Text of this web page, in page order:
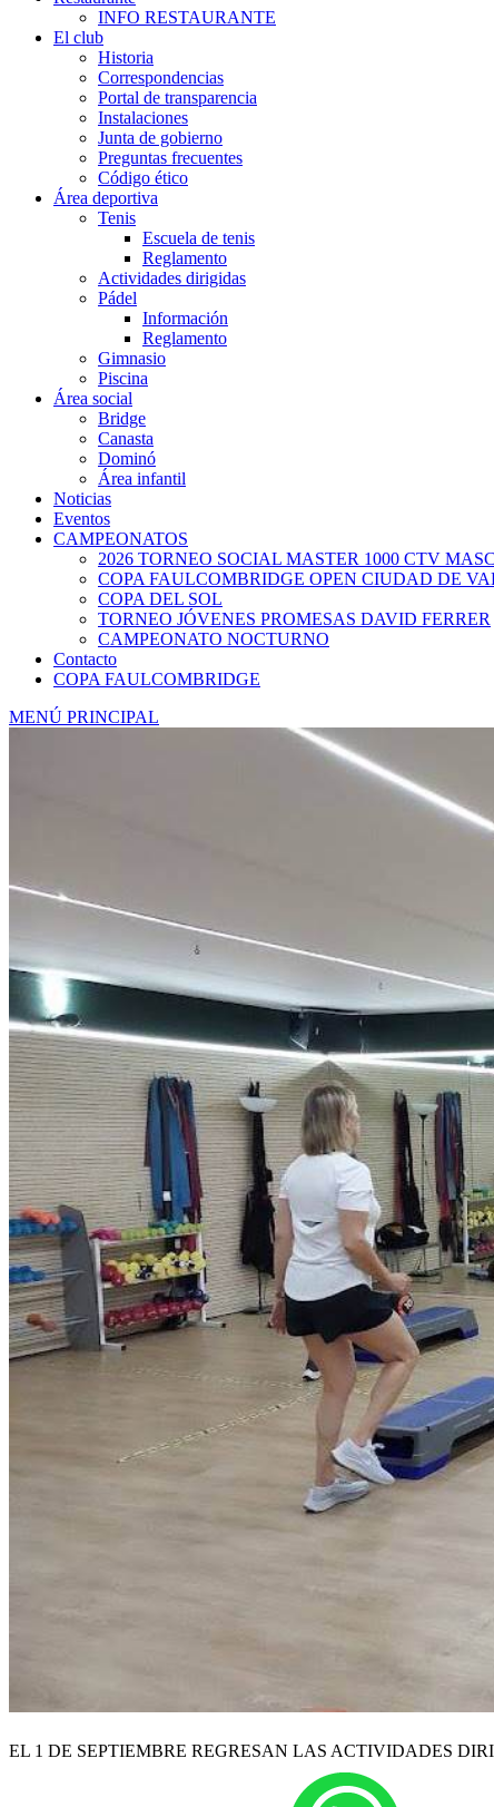
INFO RESTAURANTE
El club
Historia
Correspondencias
Portal de transparencia
Instalaciones
Junta de gobierno
Preguntas frecuentes
Código ético
Área deportiva
Tenis
Escuela de tenis
Reglamento
Actividades dirigidas
Pádel
Información
Reglamento
Gimnasio
Piscina
Área social
Bridge
Canasta
Dominó
Área infantil
Noticias
Eventos
CAMPEONATOS
2026 TORNEO SOCIAL MASTER 1000 CTV
COPA FAULCOMBRIDGE OPEN CIUDAD DE
COPA DEL SOL
TORNEO JÓVENES PROMESAS DAVID FERRER
CAMPEONATO NOCTURNO
Contacto
COPA FAULCOMBRIDGE
MENÚ PRINCIPAL
EL 1 DE SEPTIEMBRE REGRESAN LAS ACTIVIDADES